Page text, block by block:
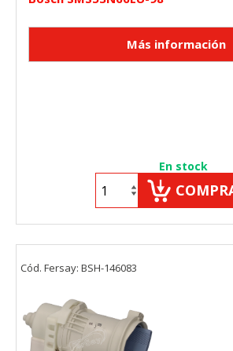
En stock
Cód. Fersay: BSH-146083